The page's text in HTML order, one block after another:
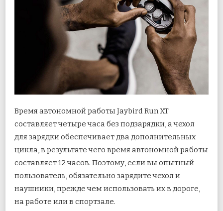
Время автономной работы Jaybird Run XT
составляет четыре часа без подзарядки, а чехол
для зарядки обеспечивает два дополнительных
цикла, в результате чего время автономной работы
составляет 12 часов. Поэтому, если вы опытный
пользователь, обязательно зарядите чехол и
наушники, прежде чем использовать их в дороге,
на работе или в спортзале.